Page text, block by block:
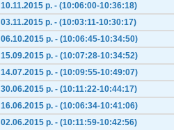
10.11.2015 р. - (10:06:00-10:36:18)
03.11.2015 р. - (10:03:11-10:30:17)
06.10.2015 р. - (10:06:45-10:34:50)
15.09.2015 р. - (10:07:28-10:34:52)
14.07.2015 р. - (10:09:55-10:49:07)
30.06.2015 р. - (10:11:22-10:44:17)
16.06.2015 р. - (10:06:34-10:41:06)
02.06.2015 р. - (10:11:59-10:42:56)